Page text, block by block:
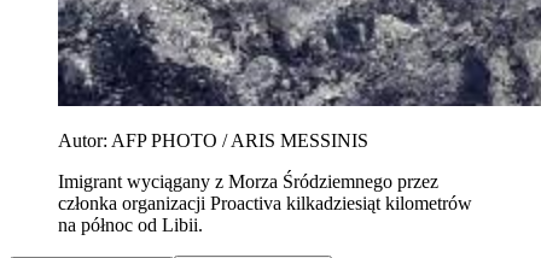
Autor: AFP PHOTO / ARIS MESSINIS
Imigrant wyciągany z Morza Śródziemnego przez
członka organizacji Proactiva kilkadziesiąt kilometrów
na północ od Libii.